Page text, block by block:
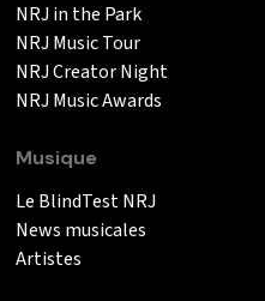
NRJ in the Park
NRJ Music Tour
NRJ Creator Night
NRJ Music Awards
Musique
Le BlindTest NRJ
News musicales
Artistes